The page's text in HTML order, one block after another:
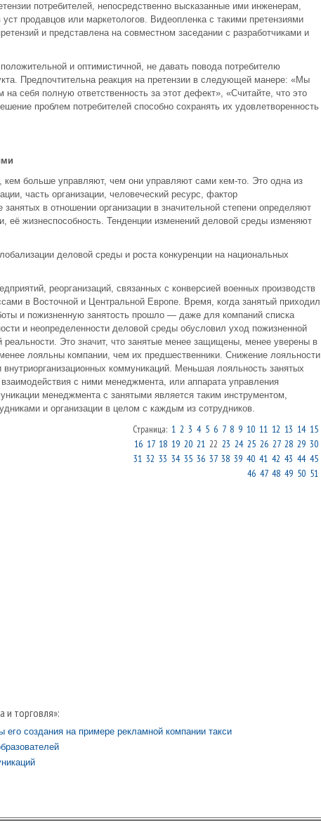
потребителей, непосредственно высказанные ими инженерам,
продавцов или маркетологов. Видеопленка с такими претензиями
и представлена на совместном заседании с разработчиками и
и оптимистичной, не давать повода потребителю
Предпочтительна реакция на претензии в следующей манере: «Мы
себя полную ответственность за этот дефект», «Считайте, что это
проблем потребителей способно сохранять их удовлетворенность
кем больше управляют, чем они управляют сами кем-то. Это одна из
часть организации, человеческий ресурс, фактор
в отношении организации в значительной степени определяют
её жизнеспособность. Тенденции изменений деловой среды изменяют
деловой среды и роста конкуренции на национальных
реорганизаций, связанных с конверсией военных производств
в Восточной и Центральной Европе. Время, когда занятый приходил
и пожизненную занятость прошло — даже для компаний списка
и неопределенности деловой среды обусловил уход пожизненной
реальности. Это значит, что занятые менее защищены, менее уверены в
лояльны компании, чем их предшественники. Снижение лояльности
коммуникаций. Меньшая лояльность занятых
с ними менеджмента, или аппарата управления
менеджмента с занятыми является таким инструментом,
и организации в целом с каждым из сотрудников.
Страница: 1 2 3 4 5 6 7 8 9 10 11 12 13 14 15
16 17 18 19 20 2122 23 24 25 26 27 28 29 30
31 32 33 34 35 36 37 38 39 40 41 42 43 44 45
46 47 48 49 50 51
и торговля»:
создания на примере рекламной компании такси